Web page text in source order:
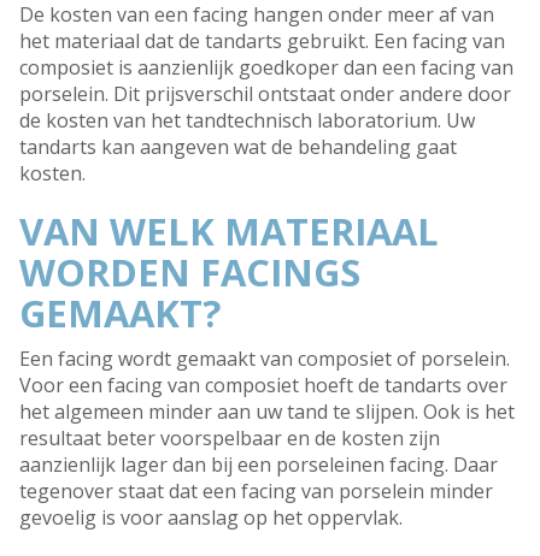
De kosten van een facing hangen onder meer af van
het materiaal dat de tandarts gebruikt. Een facing van
composiet is aanzienlijk goedkoper dan een facing van
porselein. Dit prijsverschil ontstaat onder andere door
de kosten van het tandtechnisch laboratorium. Uw
tandarts kan aangeven wat de behandeling gaat
kosten.
VAN WELK MATERIAAL
WORDEN FACINGS
GEMAAKT?
Een facing wordt gemaakt van composiet of porselein.
Voor een facing van composiet hoeft de tandarts over
het algemeen minder aan uw tand te slijpen. Ook is het
resultaat beter voorspelbaar en de kosten zijn
aanzienlijk lager dan bij een porseleinen facing. Daar
tegenover staat dat een facing van porselein minder
gevoelig is voor aanslag op het oppervlak.